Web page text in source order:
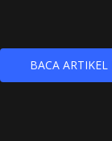
BACA ARTIKEL